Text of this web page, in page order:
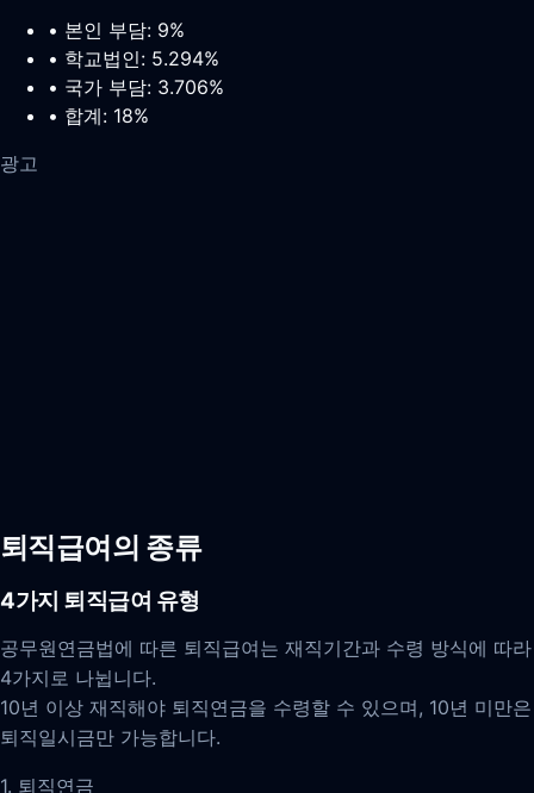
• 본인 부담: 9%
• 학교법인: 5.294%
• 국가 부담: 3.706%
• 합계: 18%
광고
퇴직급여의 종류
4가지 퇴직급여 유형
공무원연금법에 따른 퇴직급여는 재직기간과 수령 방식에 따라
4가지로 나뉩니다.
10년 이상 재직해야 퇴직연금을 수령할 수 있으며, 10년 미만은
퇴직일시금만 가능합니다.
1. 퇴직연금